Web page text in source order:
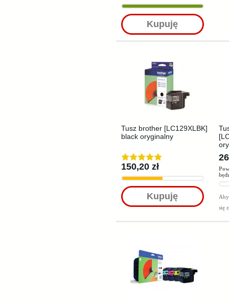
Kupuję
Tusz brother [LC129XLBK]
black oryginalny
150,20 zł
Kupuję
się